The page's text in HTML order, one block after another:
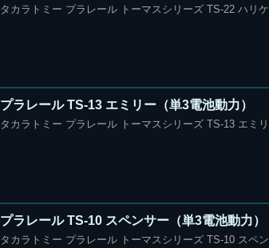
タカラトミー プラレール トーマスシリーズ TS-22 ハリ
プラレール TS-13 エミリー（単3電池動力）
タカラトミー プラレール トーマスシリーズ TS-13 エミリ
プラレール TS-10 スペンサー（単3電池動力）
タカラトミー プラレール トーマスシリーズ TS-10 スペ